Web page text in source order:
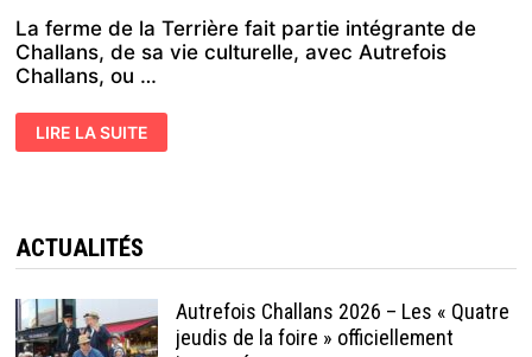
La ferme de la Terrière fait partie intégrante de
Challans, de sa vie culturelle, avec Autrefois
Challans, ou …
HISTOIRE
RÉCENTE
TERRIÈRE
SOUS
SA
ACTUELLE
A
18
LIRE LA SUITE
ACTUALITÉS
Autrefois Challans 2026 – Les « Quatre
jeudis de la foire » officiellement